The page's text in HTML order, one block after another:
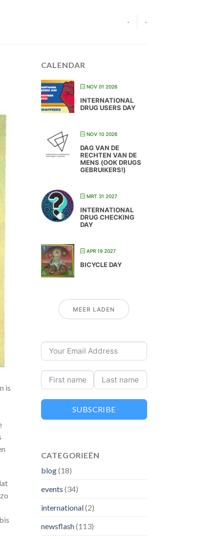
- -
is
CALENDAR
NOV 01 2026
INTERNATIONAL
DRUG USERS DAY
NOV 10 2026
DAG VAN DE
RECHTEN VAN DE
MENS (OOK DRUGS
GEBRUIKERS!)
MRT 31 2027
INTERNATIONAL
DRUG CHECKING
DAY
APR 19 2027
BICYCLE DAY
MEER LADEN
SUBSCRIBE
CATEGORIEËN
blog(18)
events (34)
international(2)
newsflash(113)